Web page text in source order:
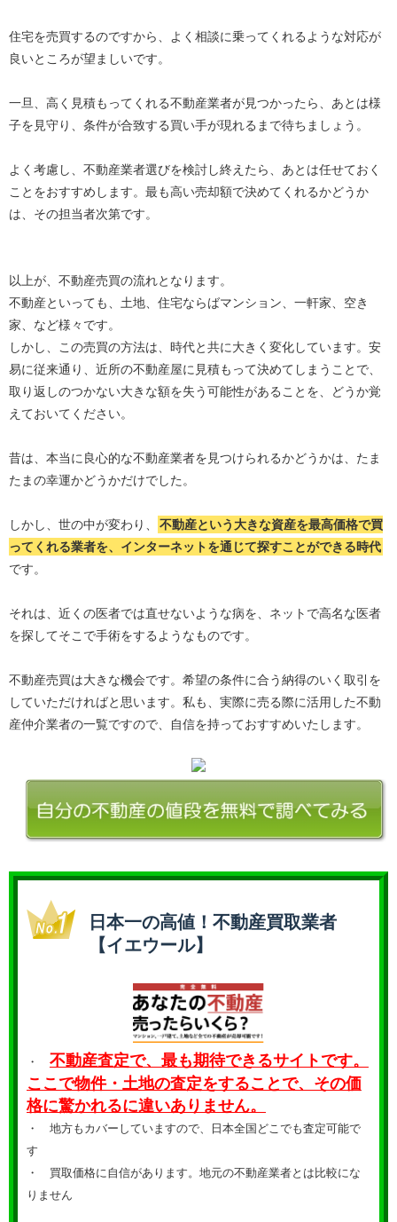
住宅を売買するのですから、よく相談に乗ってくれるような対応が
良いところが望ましいです。
一旦、高く見積もってくれる不動産業者が見つかったら、あとは様
子を見守り、条件が合致する買い手が現れるまで待ちましょう。
よく考慮し、不動産業者選びを検討し終えたら、あとは任せておく
ことをおすすめします。最も高い売却額で決めてくれるかどうか
は、その担当者次第です。
以上が、不動産売買の流れとなります。
不動産といっても、土地、住宅ならばマンション、一軒家、空き
家、など様々です。
しかし、この売買の方法は、時代と共に大きく変化しています。安
易に従来通り、近所の不動産屋に見積もって決めてしまうことで、
取り返しのつかない大きな額を失う可能性があることを、どうか覚
えておいてください。
昔は、本当に良心的な不動産業者を見つけられるかどうかは、たま
たまの幸運かどうかだけでした。
しかし、世の中が変わり、
不動産という大きな資産を最高価格で買
ってくれる業者を、インターネットを通じて探すことができる時代
です。
それは、近くの医者では直せないような病を、ネットで高名な医者
を探してそこで手術をするようなものです。
不動産売買は大きな機会です。希望の条件に合う納得のいく取引を
していただければと思います。私も、実際に売る際に活用した不動
産仲介業者の一覧ですので、自信を持っておすすめいたします。
日本一の高値！不動産買取業者
【イエウール】
・ 不動産査定で、最も期待できるサイトです。
ここで物件・土地の査定をすることで、その価
格に驚かれるに違いありません。
・ 地方もカバーしていますので、日本全国どこでも査定可能で
す
・ 買取価格に自信があります。地元の不動産業者とは比較にな
りません